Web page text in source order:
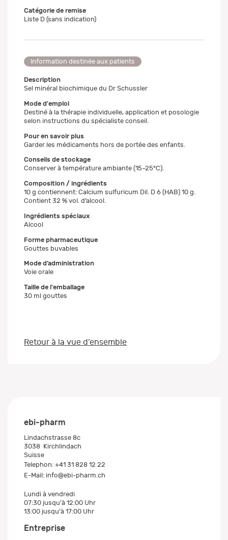
Catégorie de remise
Liste D (sans indication)
Information destinée aux patients
Description
Sel minéral biochimique du Dr Schussler
Mode d'emploi
Destiné à la thérapie individuelle, application et posologie
selon instructions du spécialiste conseil.
Pour en savoir plus
Garder les médicaments hors de portée des enfants.
Conseils de stockage
Conserver à température ambiante (15–25°C).
Composition / ingrédients
10 g contiennent: Calcium sulfuricum Dil. D 6 (HAB) 10 g.
Contient 32 % vol. d’alcool.
Ingrédients spéciaux
Alcool
Forme pharmaceutique
Gouttes buvables
Mode d’administration
Voie orale
Taille de l'emballage
30 ml gouttes
Retour à la vue d’ensemble
ebi-pharm
Lindachstrasse 8c
3038 Kirchlindach
Suisse
Telephon: +41 31 828 12 22
E-Mail: info@ebi-pharm.ch
Lundi à vendredi
07:30 jusqu'à 12:00 Uhr
13:00 jusqu'à 17:00 Uhr
Entreprise